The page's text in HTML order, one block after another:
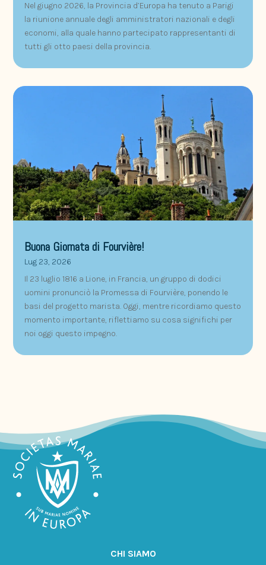
Nel giugno 2026, la Provincia d’Europa ha tenuto a Parigi
la riunione annuale degli amministratori nazionali e degli
economi, alla quale hanno partecipato rappresentanti di
tutti gli otto paesi della provincia.
Buona Giornata di Fourvière!
Lug 23, 2026
Il 23 luglio 1816 a Lione, in Francia, un gruppo di dodici
uomini pronunciò la Promessa di Fourvière, ponendo le
basi del progetto marista. Oggi, mentre ricordiamo questo
momento importante, riflettiamo su cosa significhi per
noi oggi questo impegno.
CHI SIAMO